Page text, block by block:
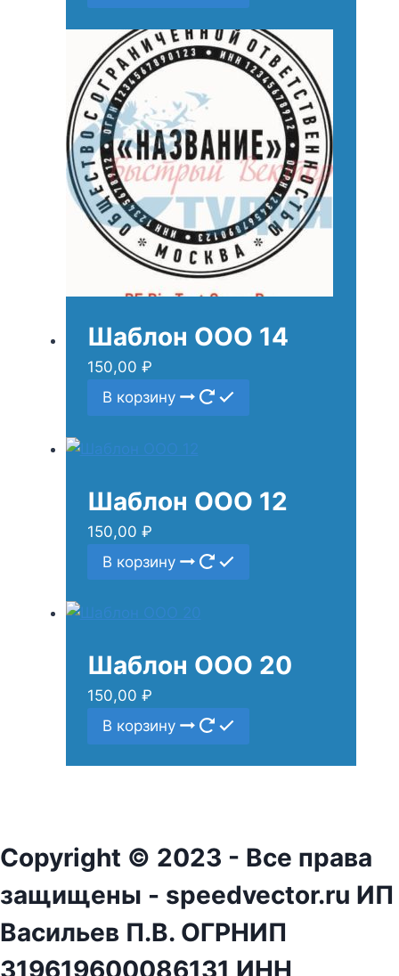
Шаблон ООО 14
150,00 ₽
В корзину
Шаблон ООО 12
150,00 ₽
В корзину
Шаблон ООО 20
150,00 ₽
В корзину
Copyright © 2023 - Все права
защищены - speedvector.ru ИП
Васильев П.В. ОГРНИП
319619600086131 ИНН